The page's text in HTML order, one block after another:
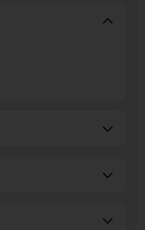
grondstoffen.
of voorzijde.